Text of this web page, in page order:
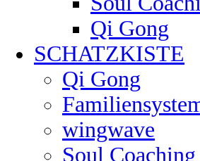
Qi Gong
SCHATZKISTE
Qi Gong
wingwave
Soul Coaching